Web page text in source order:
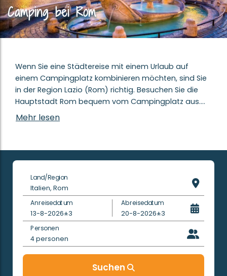
Camping bei Rom
Wenn Sie eine Städtereise mit einem Urlaub auf
einem Campingplatz kombinieren möchten, sind Sie
in der Region Lazio (Rom) richtig. Besuchen Sie die
Hauptstadt Rom bequem vom Campingplatz aus.
Das Kolosseum, die Vatikanstadt, der Trevi-Brunnen
und die unzähligen gemütlichen Plätze: Sie werden
Campings in Rom
Nehmen Sie sich eine Woche Zeit, um diese
historische Stadt zu entdecken. Dies können Sie
perfekt mit einem Aufenthalt auf einem
Campingplatz kombinieren.
Estivotravel Luxus Mobilheime in Rom
Auf dem Camping
in der Nähe von
Fiano Romano können Sie das Zentrum Roms
bequem erreichen. Es wird nämlich ein Shuttle-Bus
Mehr lesen
Land/Region
Italien, Rom
Anreisedatum
13-8-2026±3
Abreisedatum
20-8-2026±3
Personen
4personen
Suchen